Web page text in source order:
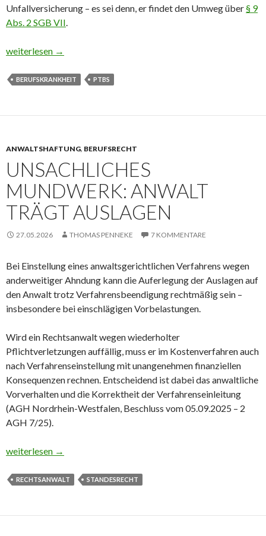
Unfallversicherung – es sei denn, er findet den Umweg über§ 9
Abs. 2 SGB VII.
Wenn Tote krank machen – PTBS des Leichenumbetters
weiterlesen →
BERUFSKRANKHEIT PTBS
ANWALTSHAFTUNG, BERUFSRECHT
UNSACHLICHES
MUNDWERK: ANWALT
TRÄGT AUSLAGEN
27.05.2026 THOMAS PENNEKE 7 KOMMENTARE
Bei Einstellung eines anwaltsgerichtlichen Verfahrens wegen
anderweitiger Ahndung kann die Auferlegung der Auslagen auf
den Anwalt trotz Verfahrensbeendigung rechtmäßig sein –
insbesondere bei einschlägigen Vorbelastungen.
Wird ein Rechtsanwalt wegen wiederholter
Pflichtverletzungen auffällig, muss er im Kostenverfahren auch
nach Verfahrenseinstellung mit unangenehmen finanziellen
Konsequenzen rechnen. Entscheidend ist dabei das anwaltliche
Vorverhalten und die Korrektheit der Verfahrenseinleitung
(AGH Nordrhein-Westfalen, Beschluss vom 05.09.2025 – 2
AGH 7/25).
Unsachliches Mundwerk: Anwalt trägt Auslagen
weiterlesen →
RECHTSANWALT STANDESRECHT